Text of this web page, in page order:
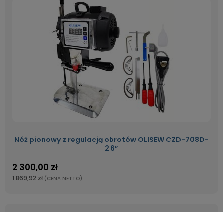
Nóż pionowy z regulacją obrotów OLISEW CZD-708D-
2 6”
2 300,00 zł
1 869,92 zł (CENA NETTO)